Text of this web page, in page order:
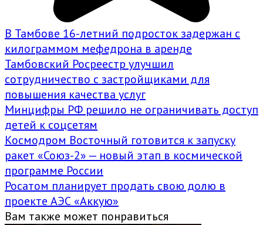
В Тамбове 16-летний подросток задержан с
килограммом мефедрона в аренде
Тамбовский Росреестр улучшил
сотрудничество с застройщиками для
повышения качества услуг
Минцифры РФ решило не ограничивать доступ
детей к соцсетям
Космодром Восточный готовится к запуску
ракет «Союз-2» — новый этап в космической
программе России
Росатом планирует продать свою долю в
проекте АЭС «Аккую»
Вам также может понравиться